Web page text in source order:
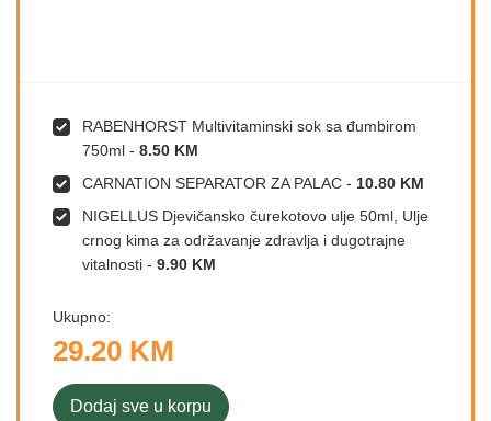
RABENHORST Multivitaminski sok sa đumbirom
750ml - 8.50 KM
CARNATION SEPARATOR ZA PALAC - 10.80 KM
NIGELLUS Djevičansko čurekotovo ulje 50ml, Ulje
crnog kima za održavanje zdravlja i dugotrajne
vitalnosti - 9.90 KM
Ukupno:
29.20 KM
Dodaj sve u korpu